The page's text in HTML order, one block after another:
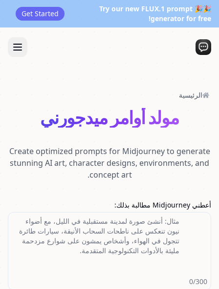
🎉🎉 Try our new FLUX.1 prompt
generator for free!
Get Started
الرئيسية
مولد أوامر ميدجورني
Create optimized prompts for Midjourney to generate
stunning AI art, character designs, environments, and
concept art.
أعطني Midjourney مطالبة بذلك :
0/300